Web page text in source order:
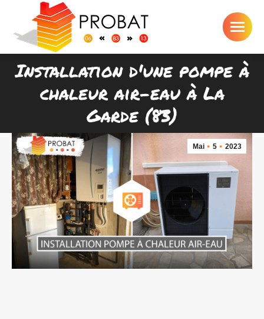
Installation d'une pompe à
chaleur air-eau à La
Garde (83)
Vous êtes ici :
Mai 5 2023